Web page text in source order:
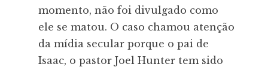
momento, não foi divulgado como
ele se matou. O caso chamou atenção
da mídia secular porque o pai de
Isaac, o pastor Joel Hunter tem sido